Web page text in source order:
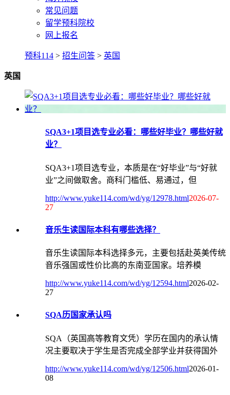
常见问题
留学预科院校
网上报名
预科114 > 招生问答 > 英国
英国
SQA3+1项目选专业必看：哪些好毕业？哪些好就
业？
SQA3+1项目选专业，本质是在“好毕业”与“好就
业”之间做取舍。商科门槛低、易通过，但
http://www.yuke114.com/wd/yg/12978.html2026-07-
27
音乐生读国际本科有哪些选择？
音乐生读国际本科选择多元，主要包括赴英美传统
音乐强国或性价比高的东南亚国家。培养模
http://www.yuke114.com/wd/yg/12594.html2026-02-
27
SQA历国家承认吗
SQA（英国高等教育文凭）学历在国内的承认情
况主要取决于学生是否完成全部学业并获得国外
http://www.yuke114.com/wd/yg/12506.html2026-01-
08